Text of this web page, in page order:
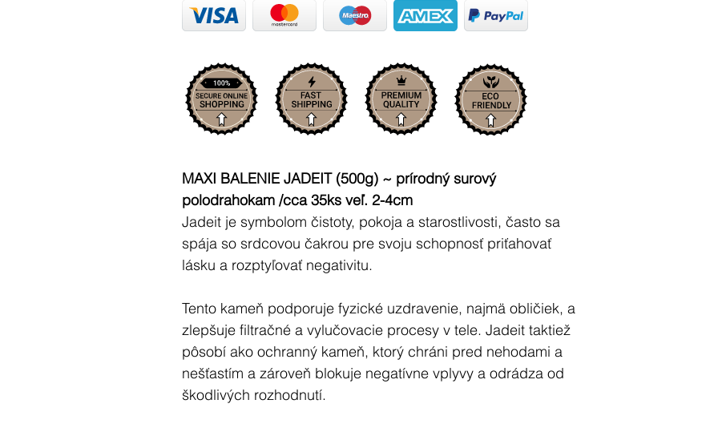
MAXI BALENIE JADEIT (500g) ~ prírodný surový
polodrahokam /cca 35ks veľ. 2-4cm
Jadeit je symbolom čistoty, pokoja a starostlivosti, často sa
spája so srdcovou čakrou pre svoju schopnosť priťahovať
lásku a rozptyľovať negativitu.
Tento kameň podporuje fyzické uzdravenie, najmä obličiek, a
zlepšuje filtračné a vylučovacie procesy v tele. Jadeit taktiež
pôsobí ako ochranný kameň, ktorý chráni pred nehodami a
nešťastím a zároveň blokuje negatívne vplyvy a odrádza od
škodlivých rozhodnutí.